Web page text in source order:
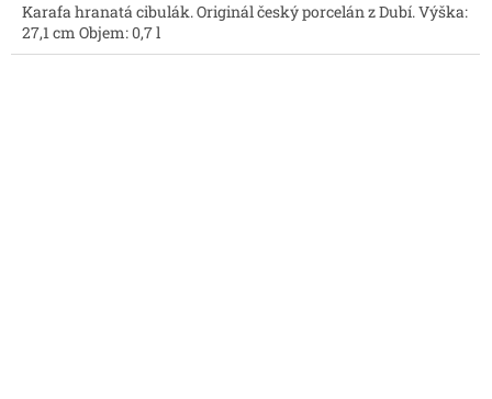
Karafa hranatá cibulák. Originál český porcelán z Dubí. Výška:
27,1 cm Objem: 0,7 l